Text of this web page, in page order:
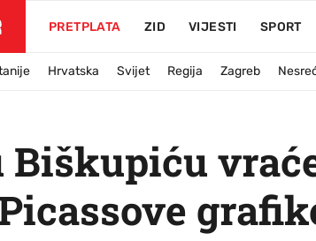
PRETPLATA ZID VIJESTI SPORT
Hrvatska Svijet Regija Zagreb